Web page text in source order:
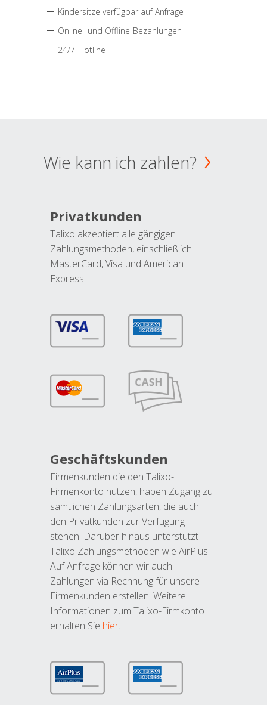
Kindersitze verfügbar auf Anfrage
Online- und Offline-Bezahlungen
24/7-Hotline
Wie kann ich zahlen?
Privatkunden
Talixo akzeptiert alle gängigen
Zahlungsmethoden, einschließlich
MasterCard, Visa und American
Express.
Geschäftskunden
Firmenkunden die den Talixo-
Firmenkonto nutzen, haben Zugang zu
sämtlichen Zahlungsarten, die auch
den Privatkunden zur Verfügung
stehen. Darüber hinaus unterstützt
Talixo Zahlungsmethoden wie AirPlus.
Auf Anfrage können wir auch
Zahlungen via Rechnung für unsere
Firmenkunden erstellen. Weitere
Informationen zum Talixo-Firmkonto
erhalten Sie hier.